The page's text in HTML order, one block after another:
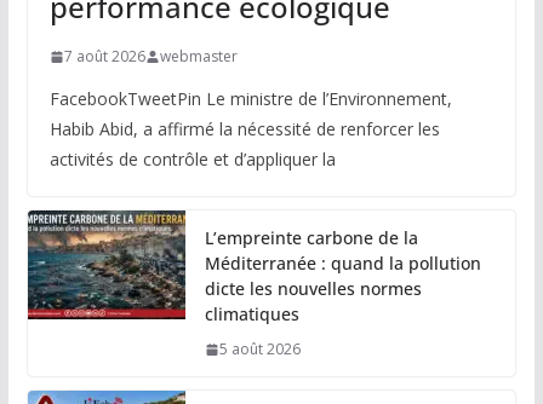
7 août 2026 webmaster
FacebookTweetPin Le ministre de l’Environnement,
Habib Abid, a affirmé la nécessité de renforcer les
activités de contrôle et d’appliquer la
L’empreinte carbone de la
Méditerranée : quand la pollution
dicte les nouvelles normes
climatiques
5 août 2026